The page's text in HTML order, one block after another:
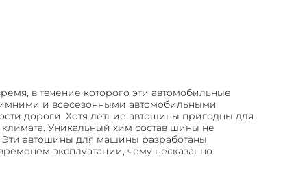
в течение которого эти автомобильные
и всесезонными автомобильными
дороги. Хотя летние автошины пригодны для
Уникальный хим состав шины не
Эти автошины для машины разработаны
эксплуатации, чему несказанно